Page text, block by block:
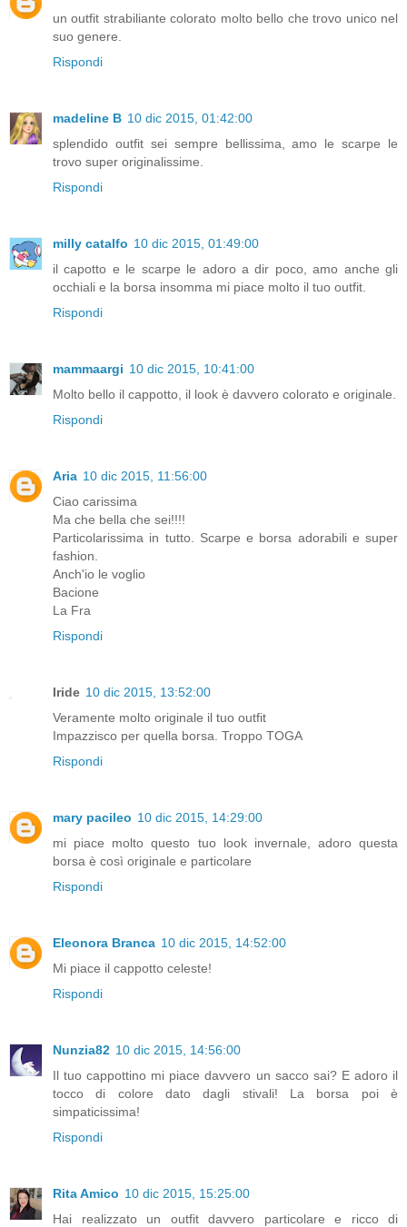
un outfit strabiliante colorato molto bello che trovo unico nel
suo genere.
Rispondi
madeline B 10 dic 2015, 01:42:00
splendido outfit sei sempre bellissima, amo le scarpe le
trovo super originalissime.
Rispondi
milly catalfo 10 dic 2015, 01:49:00
il capotto e le scarpe le adoro a dir poco, amo anche gli
occhiali e la borsa insomma mi piace molto il tuo outfit.
Rispondi
mammaargi 10 dic 2015, 10:41:00
Molto bello il cappotto, il look è davvero colorato e originale.
Rispondi
Aria 10 dic 2015, 11:56:00
Ciao carissima
Ma che bella che sei!!!!
Particolarissima in tutto. Scarpe e borsa adorabili e super
fashion.
Anch'io le voglio
Bacione
La Fra
Rispondi
Iride 10 dic 2015, 13:52:00
Veramente molto originale il tuo outfit
Impazzisco per quella borsa. Troppo TOGA
Rispondi
mary pacileo 10 dic 2015, 14:29:00
mi piace molto questo tuo look invernale, adoro questa
borsa è così originale e particolare
Rispondi
Eleonora Branca 10 dic 2015, 14:52:00
Mi piace il cappotto celeste!
Rispondi
Nunzia82 10 dic 2015, 14:56:00
Il tuo cappottino mi piace davvero un sacco sai? E adoro il
tocco di colore dato dagli stivali! La borsa poi è
simpaticissima!
Rispondi
Rita Amico 10 dic 2015, 15:25:00
Hai realizzato un outfit davvero particolare e ricco di